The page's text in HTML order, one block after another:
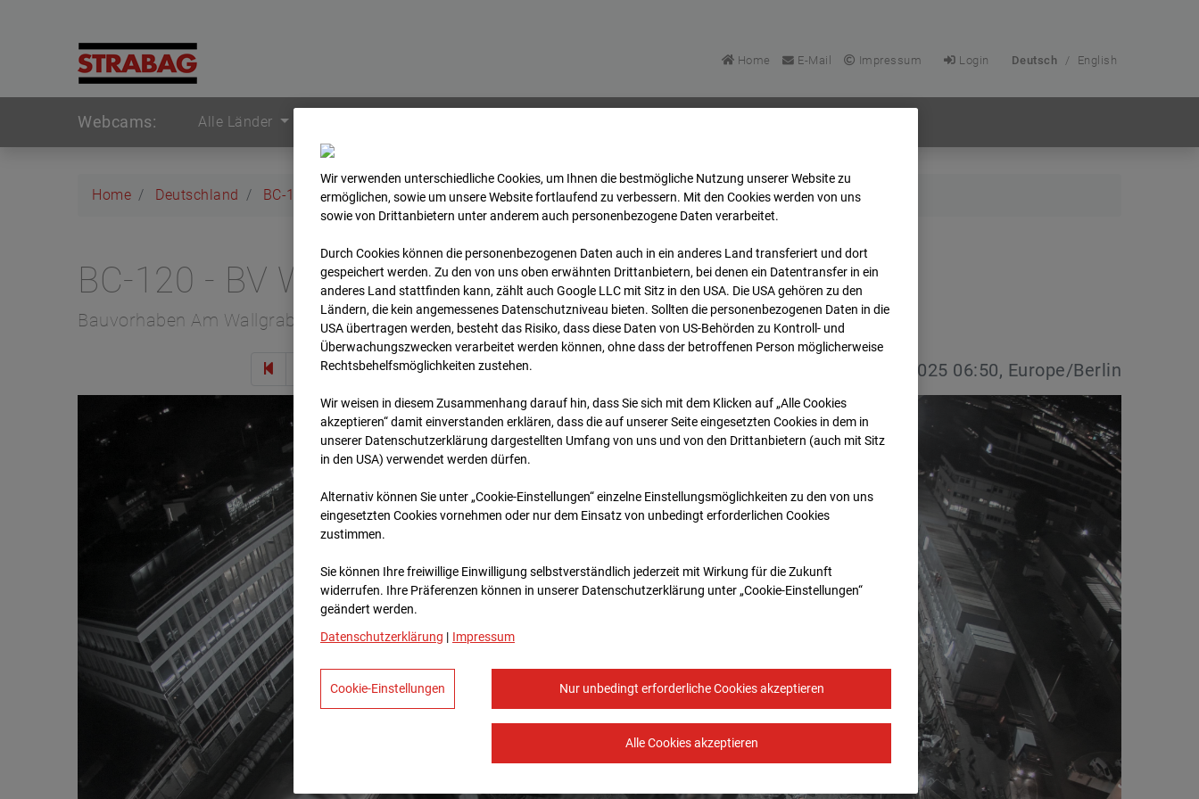
Home E-Mail Impressum Login Deutsch / English
Webcams: Alle Länder
Home Deutschland BC-120 - BV W2 Campus BT 1-3 Archiv 2025 11 27 06:50
BC-120 - BV W2 Campus BT 1-3
Bauvorhaben Am Wallgraben 99, 70565 Stuttgart
Zur Übersicht 27.11.2025 06:50, Europe/Berlin
Wir verwenden unterschiedliche Cookies, um Ihnen die best­mögliche Nutzung unserer Website zu
ermöglichen, sowie um unsere Website fortlaufend zu verbessern. Mit den Cookies werden von uns
sowie von Drittanbietern unter anderem auch personenbezogene Daten verarbeitet.
Durch Cookies können die personenbezogenen Daten auch in ein anderes Land transferiert und dort
gespeichert werden. Zu den von uns oben erwähnten Drittanbietern, bei denen ein Datentransfer in ein
anderes Land stattfinden kann, zählt auch Google LLC mit Sitz in den USA. Die USA gehören zu den
Ländern, die kein angemessenes Datenschutzniveau bieten. Sollten die personenbezogenen Daten in die
USA übertragen werden, besteht das Risiko, dass diese Daten von US-Behörden zu Kontroll- und
Überwachungszwecken verarbeitet werden können, ohne dass der betroffenen Person möglicherweise
Rechtsbehelfsmöglichkeiten zustehen.
Wir weisen in diesem Zusammenhang darauf hin, dass Sie sich mit dem Klicken auf „Alle Cookies
akzeptieren“ damit ein­ver­standen erklären, dass die auf unserer Seite eingesetzten Cookies in dem in
unserer Datenschutzerklärung dargestellten Umfang von uns und von den Drittanbietern (auch mit Sitz
in den USA) verwendet werden dürfen.
Alternativ können Sie unter „Cookie-Einstellungen“ einzelne Einstellungsmöglichkeiten zu den von uns
eingesetzten Cookies vornehmen oder nur dem Einsatz von unbedingt erforderlichen Cookies
zustimmen.
Sie können Ihre freiwillige Einwilligung selbstverständlich jederzeit mit Wirkung für die Zukunft
widerrufen. Ihre Prä­fe­renzen können in unserer Datenschutzerklärung unter „Cookie-Einstellungen“
geändert werden.
Datenschutzerklärung | Impressum
Nur unbedingt erforderliche Cookies akzeptieren
Alle Cookies akzeptieren
Cookie-Einstellungen